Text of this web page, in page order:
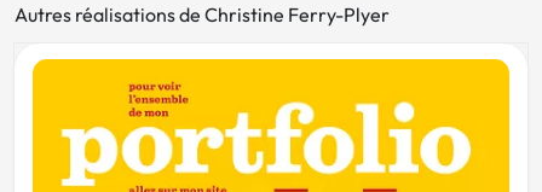
Autres réalisations de Christine Ferry-Plyer